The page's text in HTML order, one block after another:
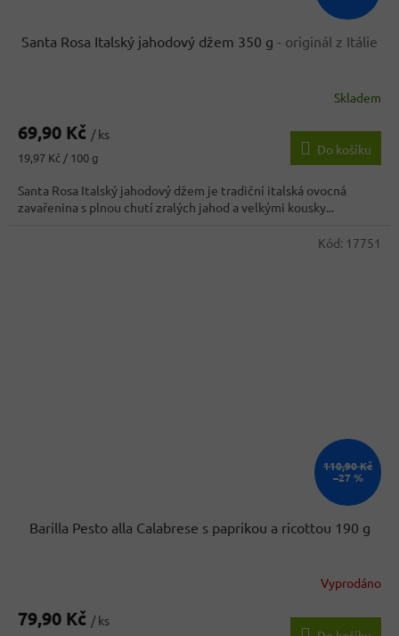
Santa Rosa Italský jahodový džem 350 g - originál z Itálie
Skladem
69,90 Kč / ks
Měrná
19,97 Kč / 100 g
Do košíku
Santa Rosa Italský jahodový džem je tradiční italská ovocná
zavařenina s plnou chutí zralých jahod a velkými kousky...
110,90 Kč
–27 %
Barilla Pesto alla Calabrese s paprikou a ricottou 190 g
Vyprodáno
79,90 Kč / ks
Kód: 17751